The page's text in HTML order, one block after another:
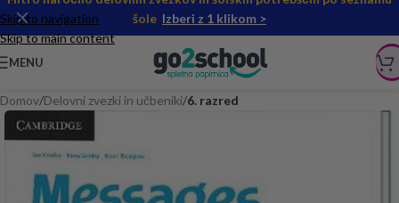
Skip to navigation
Skip to main content
šole Izberi z 1 klikom >
MENU
Domov Delovni zvezki in učbeniki 6. razred